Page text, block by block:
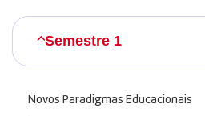
Semestre 1
Novos Paradigmas Educacionais